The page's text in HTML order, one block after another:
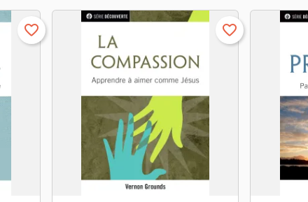
favorite_border favorite_border